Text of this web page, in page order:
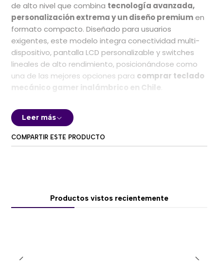
de alto nivel que combina tecnología avanzada,
personalización extrema y un diseño premiumen
formato compacto. Diseñado para usuarios
exigentes, este modelo integra conectividad multi-
dispositivo, pantalla LCD personalizable y switches
lineales de alto rendimiento, posicionándose como
una de las mejores opciones para comprar teclado
mecánico gamer inalámbrico en Chile
Gracias a su estructura tipo
PBT de alta durabilidad y batería de gran capacidad,
en gaming como en productividad.
Equipado con switches linealesAkko V3 Piano Pro
este teclado entrega una pulsación suave, rápida y
Leer más
COMPARTIR ESTE PRODUCTO
Productos vistos recientemente